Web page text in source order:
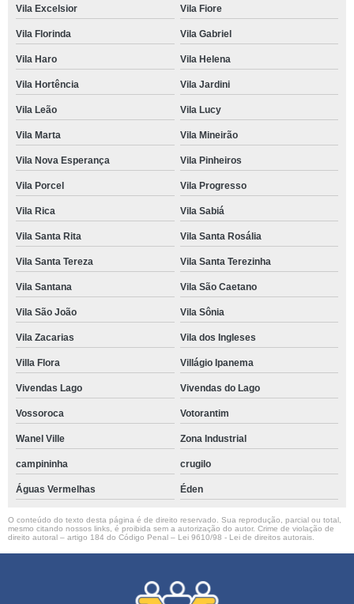
Vila Excelsior Vila Fiore
Vila Florinda Vila Gabriel
Vila Haro Vila Helena
Vila Hortência Vila Jardini
Vila Leão Vila Lucy
Vila Marta Vila Mineirão
Vila Nova Esperança Vila Pinheiros
Vila Porcel Vila Progresso
Vila Rica Vila Sabiá
Vila Santa Rita Vila Santa Rosália
Vila Santa Tereza Vila Santa Terezinha
Vila Santana Vila São Caetano
Vila São João Vila Sônia
Vila Zacarias Vila dos Ingleses
Villa Flora Villágio Ipanema
Vivendas Lago Vivendas do Lago
Vossoroca Votorantim
Wanel Ville Zona Industrial
campininha crugilo
Águas Vermelhas Éden
O conteúdo do texto desta página é de direito reservado. Sua reprodução, parcial ou total,
mesmo citando nossos links, é proibida sem a autorização do autor. Crime de violação de
direito autoral – artigo 184 do Código Penal – Lei 9610/98 - Lei de direitos autorais